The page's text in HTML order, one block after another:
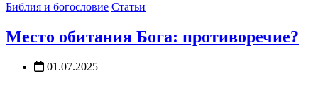
Библия и богословие Статьи
Место обитания Бога: противоречие?
01.07.2025